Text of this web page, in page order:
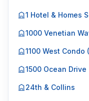
1 Hotel & Homes
1000 Venetian
1100 West
1500 Ocean Drive
24th & Collins